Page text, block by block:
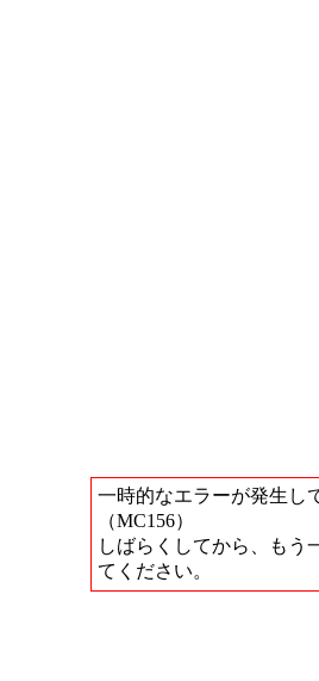
一時的なエラーが発生し
（MC156）
しばらくしてから、もう
てください。